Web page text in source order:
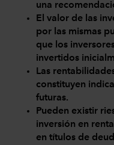
una
El valor de las
por las mismas
que los
invertidos
Las
constituyen
futuras.
Pueden existir
inversión en
en títulos de